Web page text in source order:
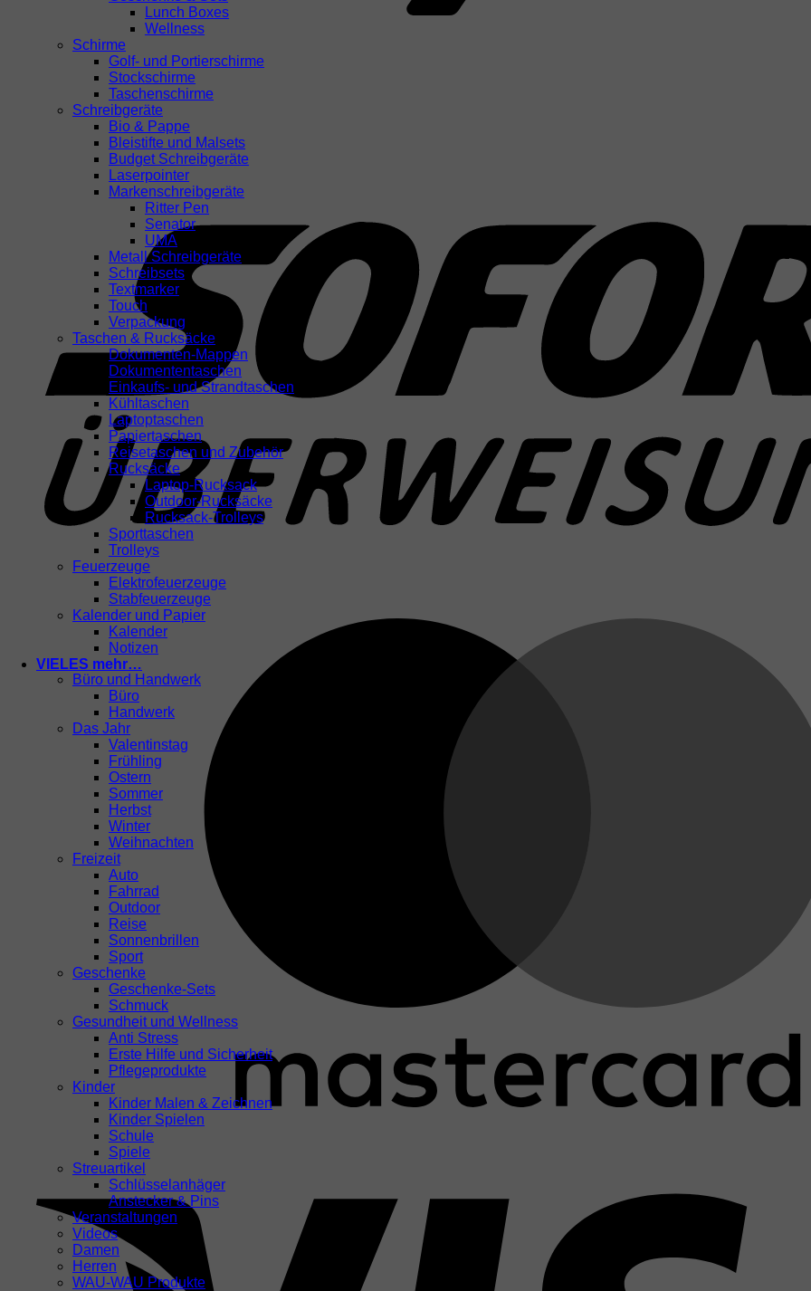
Lunch Boxes
Wellness
Schirme
Golf- und Portierschirme
Stockschirme
Taschenschirme
Schreibgeräte
Bio & Pappe
Bleistifte und Malsets
Budget Schreibgeräte
Laserpointer
Markenschreibgeräte
Ritter Pen
Senator
UMA
Metall Schreibgeräte
Schreibsets
Textmarker
Touch
Verpackung
Taschen & Rucksäcke
Dokumenten-Mappen
Dokumententaschen
Einkaufs- und Strandtaschen
Kühltaschen
Laptoptaschen
Papiertaschen
Reisetaschen und Zubehör
Rucksäcke
Laptop-Rucksack
Outdoor-Rucksäcke
Rucksack-Trolleys
Sporttaschen
Trolleys
Feuerzeuge
Elektrofeuerzeuge
Stabfeuerzeuge
Kalender und Papier
Kalender
Notizen
VIELES mehr…
Büro und Handwerk
Büro
Handwerk
Das Jahr
Valentinstag
Frühling
Ostern
Sommer
Herbst
Winter
Weihnachten
Freizeit
Auto
Fahrrad
Outdoor
Reise
Sonnenbrillen
Sport
Geschenke
Geschenke-Sets
Schmuck
Gesundheit und Wellness
Anti Stress
Erste Hilfe und Sicherheit
Pflegeprodukte
Kinder
Kinder Malen & Zeichnen
Kinder Spielen
Schule
Spiele
Streuartikel
Schlüsselanhäger
Anstecker & Pins
Veranstaltungen
Videos
Damen
Herren
WAU-WAU Produkte